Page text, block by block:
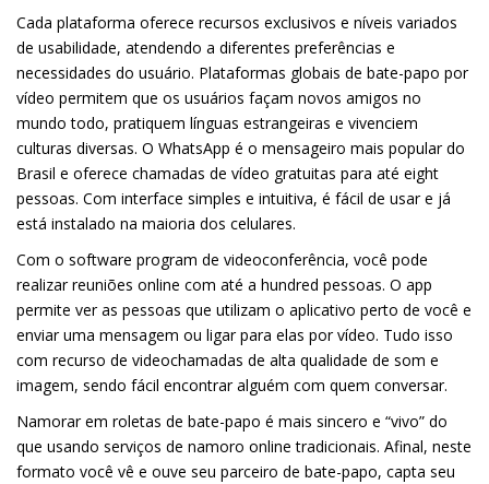
Cada plataforma oferece recursos exclusivos e níveis variados
de usabilidade, atendendo a diferentes preferências e
necessidades do usuário. Plataformas globais de bate-papo por
vídeo permitem que os usuários façam novos amigos no
mundo todo, pratiquem línguas estrangeiras e vivenciem
culturas diversas. O WhatsApp é o mensageiro mais popular do
Brasil e oferece chamadas de vídeo gratuitas para até eight
pessoas. Com interface simples e intuitiva, é fácil de usar e já
está instalado na maioria dos celulares.
Com o software program de videoconferência, você pode
realizar reuniões online com até a hundred pessoas. O app
permite ver as pessoas que utilizam o aplicativo perto de você e
enviar uma mensagem ou ligar para elas por vídeo. Tudo isso
com recurso de videochamadas de alta qualidade de som e
imagem, sendo fácil encontrar alguém com quem conversar.
Namorar em roletas de bate-papo é mais sincero e “vivo” do
que usando serviços de namoro online tradicionais. Afinal, neste
formato você vê e ouve seu parceiro de bate-papo, capta seu